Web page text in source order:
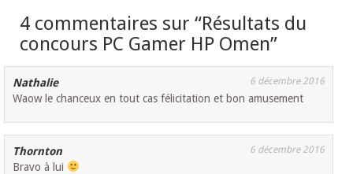
4 commentaires sur “Résultats du
concours PC Gamer HP Omen”
Nathalie 6 décembre 2016
Waow le chanceux en tout cas félicitation et bon amusement
Thornton 6 décembre 2016
Bravo à lui